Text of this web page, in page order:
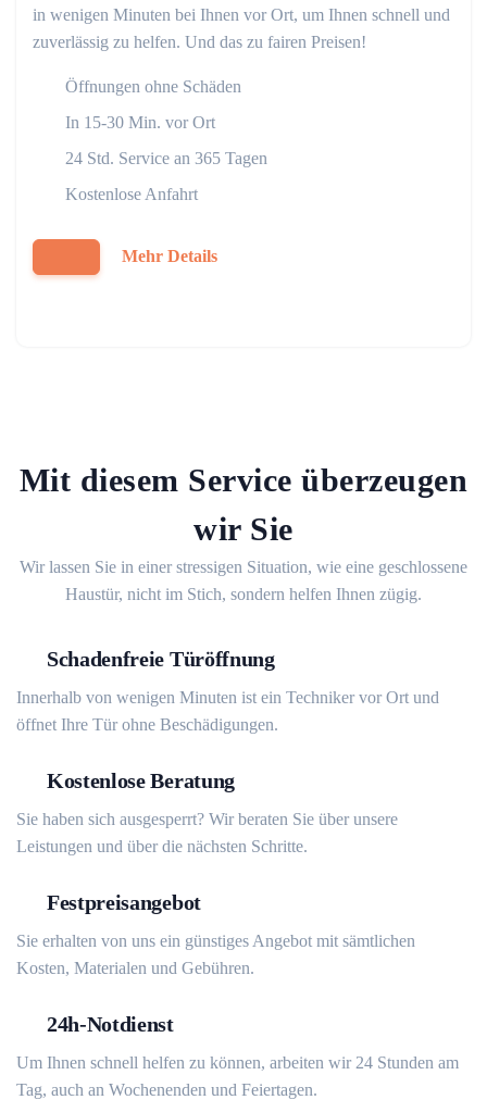
in wenigen Minuten bei Ihnen vor Ort, um Ihnen schnell und
zuverlässig zu helfen. Und das zu fairen Preisen!
Öffnungen ohne Schäden
In 15-30 Min. vor Ort
24 Std. Service an 365 Tagen
Kostenlose Anfahrt
Mehr Details
Mit diesem Service überzeugen
wir Sie
Wir lassen Sie in einer stressigen Situation, wie eine geschlossene
Haustür, nicht im Stich, sondern helfen Ihnen zügig.
Schadenfreie Türöffnung
Innerhalb von wenigen Minuten ist ein Techniker vor Ort und
öffnet Ihre Tür ohne Beschädigungen.
Kostenlose Beratung
Sie haben sich ausgesperrt? Wir beraten Sie über unsere
Leistungen und über die nächsten Schritte.
Festpreisangebot
Sie erhalten von uns ein günstiges Angebot mit sämtlichen
Kosten, Materialen und Gebühren.
24h-Notdienst
Um Ihnen schnell helfen zu können, arbeiten wir 24 Stunden am
Tag, auch an Wochenenden und Feiertagen.